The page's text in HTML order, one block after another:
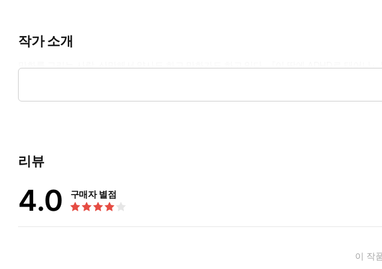
작가 소개
만화를 그리는 사람. 산만해서 약사도 하고 만화가도 하고 있다. 『이 땅에 ADHD로 태어
끝까지 다 그리고 나서야 ADHD에 대한 과몰입이 곧 나에 대한 이해로 통하는 것임을 깨달
리뷰
4.0 구매자 별점
이 작